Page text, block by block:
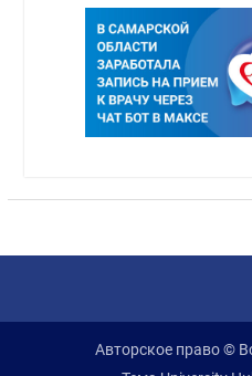
Авторское право ©